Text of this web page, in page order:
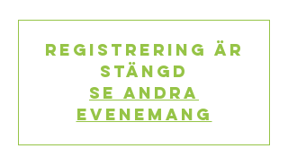
Registrering är
stängd
Se andra
evenemang